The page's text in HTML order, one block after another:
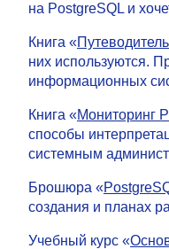
на PostgreSQL и
Книга «
них используются.
информационных
Книга «Мониторинг
способы
системным
Брошюра «
создания и планах
Учебный курс «